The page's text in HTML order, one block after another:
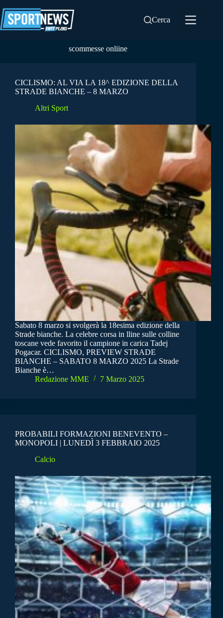
al
contenuto
Cerca
scommesse onliine
CICLISMO: AL VIA LA 18^ EDIZIONE DELLA
STRADE BIANCHE – 8 MARZO
Altri Sport
Sabato 8 marzo si svolgerà la 18esima edizione della
Strade bianche. La celebre corsa in lline sulle colline
toscane vede favorito il campione in carica Tadej
Pogacar. CICLISMO, PREVIEW STRADE
BIANCHE – SABATO 8 MARZO 2025 La Strade
Bianche è…
Redazione MME
7 Marzo 2025
PROBABILI FORMAZIONI BENEVENTO –
MONOPOLI | LUNEDÌ 3 FEBBRAIO 2025
Calcio